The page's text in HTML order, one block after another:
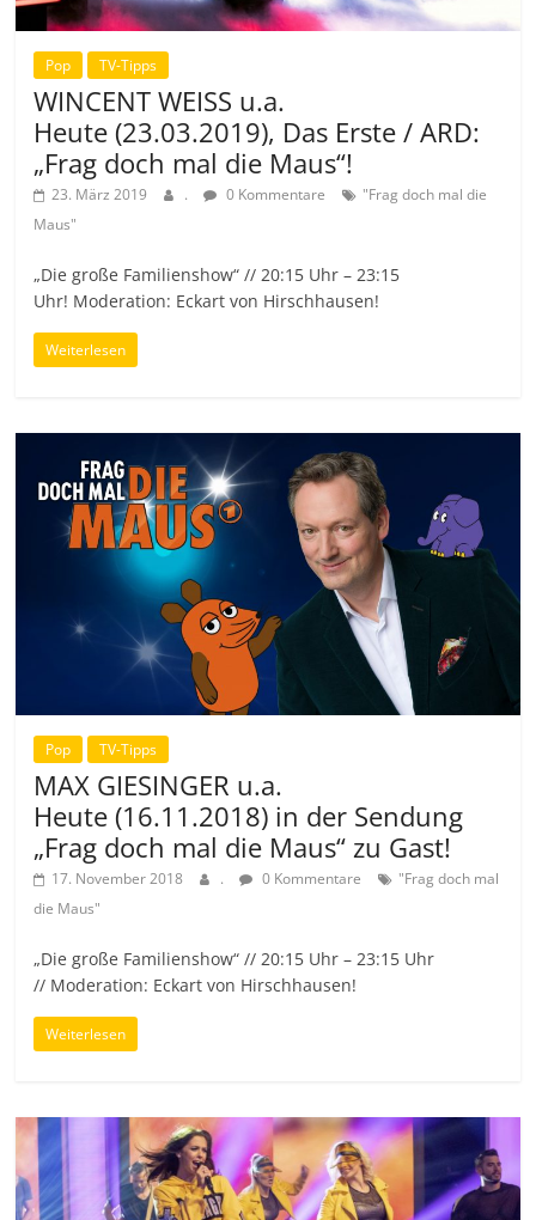
Pop TV-Tipps
WINCENT WEISS u.a.
Heute (23.03.2019), Das Erste / ARD:
„Frag doch mal die Maus“!
23. März 2019 . 0 Kommentare
"Frag doch mal die
Maus"
„Die große Familienshow“ // 20:15 Uhr – 23:15
Uhr! Moderation: Eckart von Hirschhausen!
Weiterlesen
Pop TV-Tipps
MAX GIESINGER u.a.
Heute (16.11.2018) in der Sendung
„Frag doch mal die Maus“ zu Gast!
17. November 2018 . 0 Kommentare
"Frag doch mal
die Maus"
„Die große Familienshow“ // 20:15 Uhr – 23:15 Uhr
// Moderation: Eckart von Hirschhausen!
Weiterlesen